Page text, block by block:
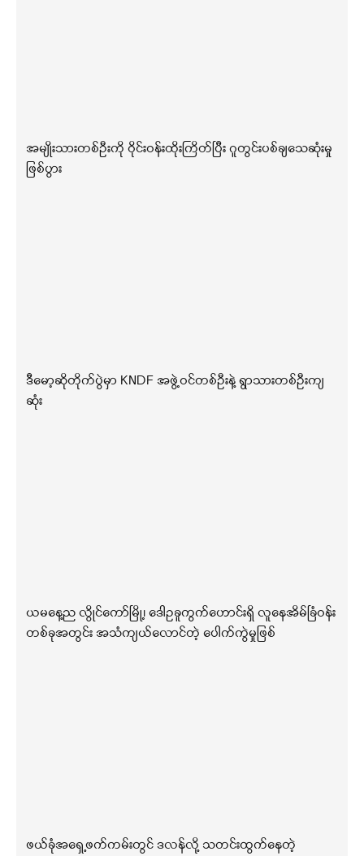
အမျိုးသားတစ်ဦးကို ဝိုင်းဝန်းထိုးကြိတ်ပြီး ဂူတွင်းပစ်ချသေဆုံးမှု
ဖြစ်ပွား
ဒီမော့ဆိုတိုက်ပွဲမှာ KNDF အဖွဲ့ဝင်တစ်ဦးနဲ့ ရွာသားတစ်ဦးကျ
ဆုံး
ယမနေ့ည လွိုင်ကော်မြို့၊ ဒေါဥခူကွက်ဟောင်းရှိ လူနေအိမ်ခြံဝန်း
တစ်ခုအတွင်း အသံကျယ်လောင်တဲ့ ပေါက်ကွဲမှုဖြစ်
ဖယ်ခုံအရှေ့ဖက်ကမ်းတွင် ဒလန်လို့ သတင်းထွက်နေတဲ့